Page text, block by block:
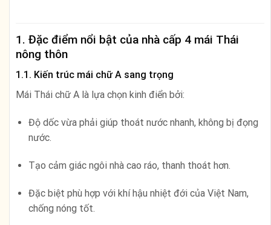
1. Đặc điểm nổi bật của nhà cấp 4 mái Thái
nông thôn
1.1. Kiến trúc mái chữ A sang trọng
Mái Thái chữ A là lựa chọn kinh điển bởi:
Độ dốc vừa phải giúp thoát nước nhanh, không bị đọng
nước.
Tạo cảm giác ngôi nhà cao ráo, thanh thoát hơn.
Đặc biệt phù hợp với khí hậu nhiệt đới của Việt Nam,
chống nóng tốt.